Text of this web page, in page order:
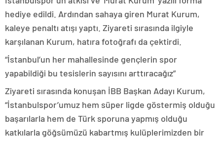
hediye edildi. Ardından sahaya giren Murat Kurum,
kaleye penaltı atışı yaptı. Ziyareti sırasında ilgiyle
karşılanan Kurum, hatıra fotoğrafı da çektirdi.
“İstanbul’un her mahallesinde gençlerin spor
yapabildiği bu tesislerin sayısını arttıracağız”
Ziyareti sırasında konuşan İBB Başkan Adayı Kurum,
“İstanbulspor’umuz hem süper ligde göstermiş olduğu
başarılarla hem de Türk sporuna yapmış olduğu
katkılarla göğsümüzü kabartmış kulüplerimizden bir